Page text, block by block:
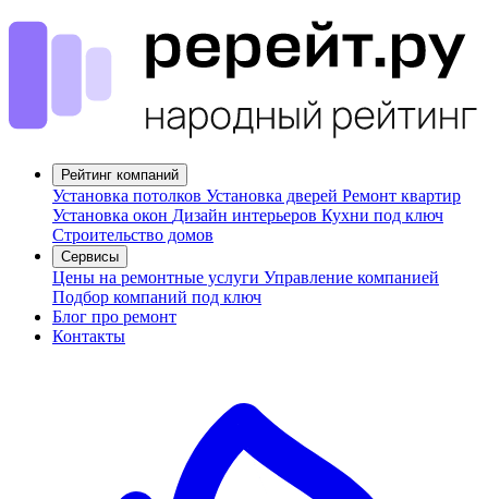
Рейтинг компаний
Установка потолков Установка дверей Ремонт квартир
Установка окон Дизайн интерьеров Кухни под ключ
Строительство домов
Сервисы
Цены на ремонтные услуги Управление компанией
Подбор компаний под ключ
Блог про ремонт
Контакты